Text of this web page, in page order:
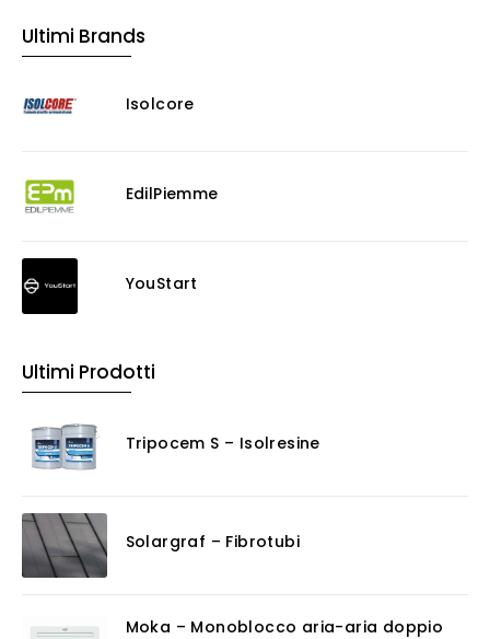
Ultimi Brands
Isolcore
EdilPiemme
YouStart
Ultimi Prodotti
Tripocem S – Isolresine
Solargraf – Fibrotubi
Moka – Monoblocco aria-aria doppio